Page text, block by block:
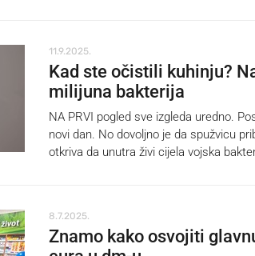
11.9.2025.
Kad ste očistili kuhinju?
milijuna bakterija
NA PRVI pogled sve izgleda uredno.
novi dan. No dovoljno je da spužvicu
otkriva da unutra živi cijela vojska
8.7.2025.
Znamo kako osvojiti